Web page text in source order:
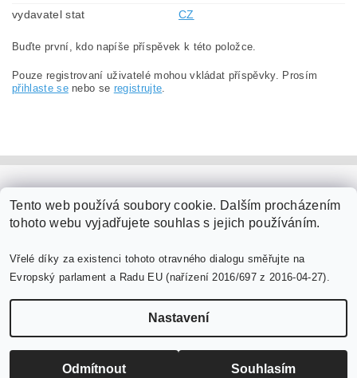
vydavatel stat
CZ
Buďte první, kdo napíše příspěvek k této položce.
Pouze registrovaní uživatelé mohou vkládat příspěvky. Prosím
přihlaste senebo se registrujte.
Vytvořil Shoptet
Tento web používá soubory cookie. Dalším procházením
tohoto webu vyjadřujete souhlas s jejich používáním.
Vřelé díky za existenci tohoto otravného dialogu směřujte na
Evropský parlament a Radu EU (nařízení 2016/697 z 2016-04-27).
Nastavení
Odmítnout Souhlasím